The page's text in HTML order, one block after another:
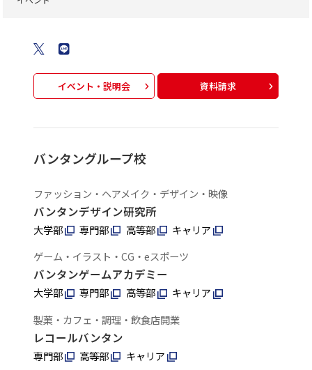
イベント・説明会 資料請求
バンタングループ校
ファッション・ヘアメイク・デザイン・映像
バンタンデザイン研究所
大学部 専門部 高等部
キャリア
ゲーム・イラスト・CG・eスポーツ
バンタンゲームアカデミー
大学部 専門部 高等部
キャリア
製菓・カフェ・調理・飲食店開業
レコールバンタン
専門部 高等部
キャリア